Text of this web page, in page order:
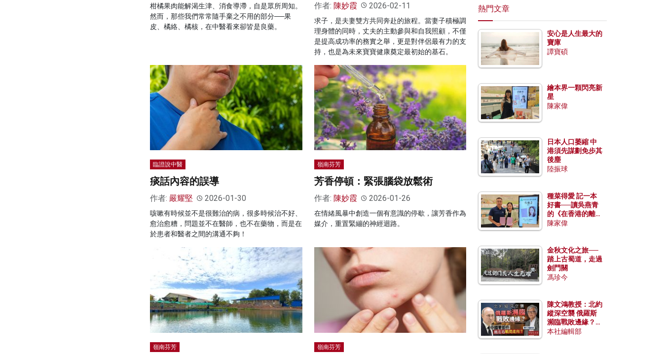
柑橘果肉能解渴生津、消食導滯，自是眾所周知。
然而，那些我們常常隨手棄之不用的部分──果
皮、橘絡、橘核，在中醫看來卻皆是良藥。
作者: 陳妙霞 2026-02-11
求子，是夫妻雙方共同奔赴的旅程。當妻子積極調
理身體的同時，丈夫的主動參與和自我照顧，不僅
是提高成功率的務實之舉，更是對伴侶最有力的支
持，也是為未來寶寶健康奠定最初始的基石。
臨證說中醫
痰話內容的誤導
作者: 嚴耀堅 2026-01-30
咳嗽有時候並不是很難治的病，很多時候治不好、
愈治愈糟，問題並不在醫師，也不在藥物，而是在
於患者和醫者之間的溝通不夠！
嶺南芬芳
芳香停頓：緊張腦袋放鬆術
作者: 陳妙霞 2026-01-26
在情緒風暴中創造一個有意識的停歇，讓芳香作為
媒介，重置緊繃的神經迴路。
嶺南芬芳 嶺南芬芳
熱門文章
安心是人生最大的
寶庫
譚寶碩
繪本界一顆閃亮新
星
陳家偉
日本人口萎縮 中
港須先謀劃免步其
後塵
陸振球
種菜得愛 記一本
好書──讀吳燕青
的《在香港的離島
種菜》
陳家偉
金秋文化之旅──
踏上古蜀道，走過
劍門關
馮珍今
陳文鴻教授：北約
縱深空襲 俄羅斯
瀕臨戰敗邊緣？中
國零部件能左右戰
本社編輯部